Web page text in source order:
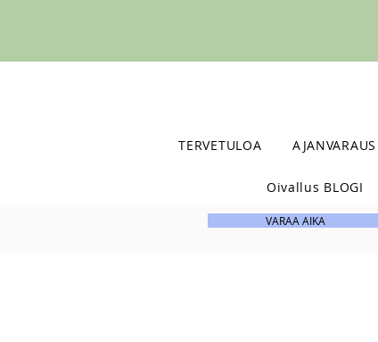
TERVETULOA AJANVARAUS
Oivallus BLOGI
VARAA AIKA